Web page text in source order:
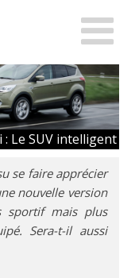
: Le SUV intelligent
se faire apprécier
nouvelle version
sportif mais plus
Sera-t-il aussi